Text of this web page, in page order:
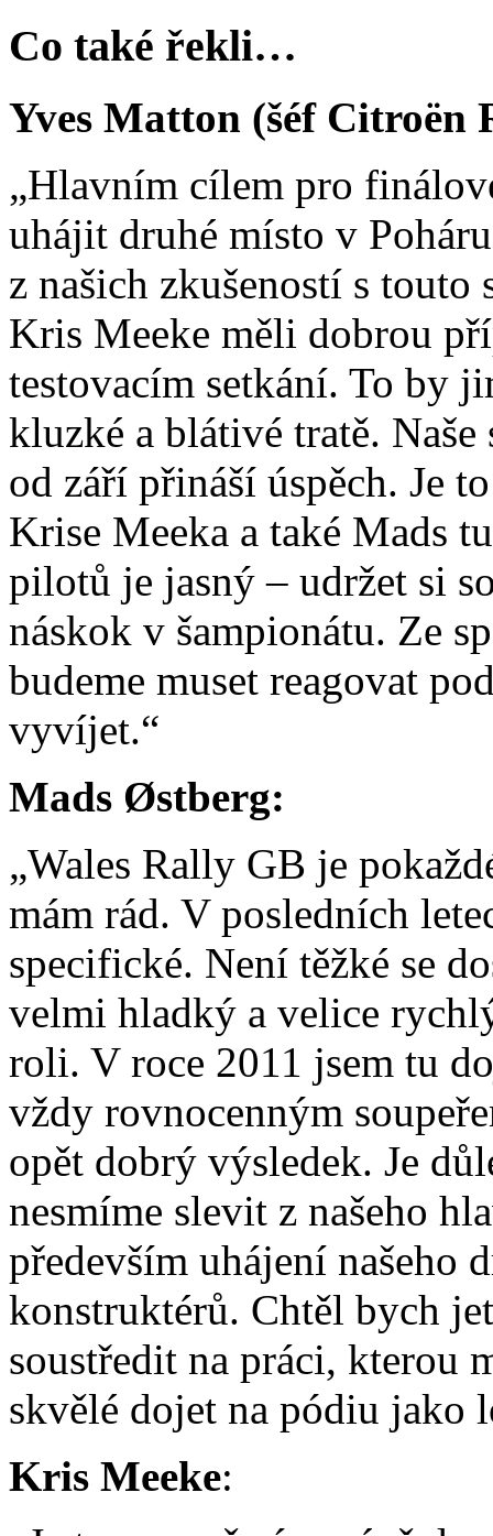
Co také řekli…
Yves Matton (šéf Citroën
„Hlavním cílem pro
uhájit druhé místo v
z našich zkušeností s
Kris Meeke měli dobrou
testovacím setkání. To by
kluzké a blátivé tratě. Naše
od září přináší úspěch. Je
Krise Meeka a také Mads
pilotů je jasný – udržet si
náskok v šampionátu. Ze
budeme muset reagovat
vyvíjet.“
Mads Østberg:
„Wales Rally GB je
mám rád. V posledních
specifické. Není těžké se
velmi hladký a velice
roli. V roce 2011 jsem tu
vždy rovnocenným
opět dobrý výsledek. Je
nesmíme slevit z našeho
především uhájení našeho
konstruktérů. Chtěl bych
soustředit na práci, kterou
skvělé dojet na pódiu jako
Kris Meeke: